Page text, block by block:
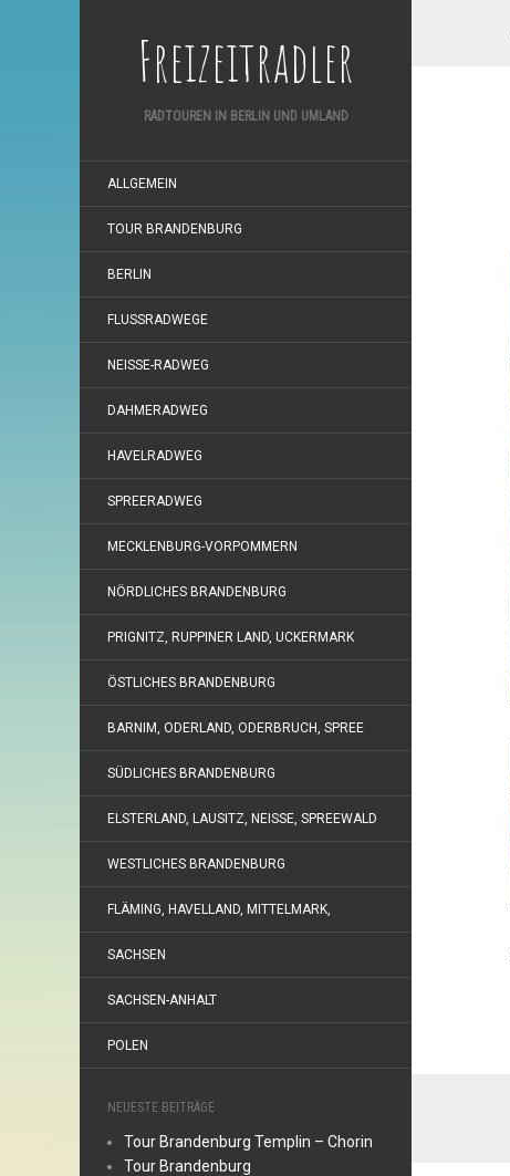
Freizeitradler
RADTOUREN IN BERLIN UND UMLAND
ALLGEMEIN
TOUR BRANDENBURG
BERLIN
FLUSSRADWEGE
NEISSE-RADWEG
DAHMERADWEG
HAVELRADWEG
SPREERADWEG
MECKLENBURG-VORPOMMERN
NÖRDLICHES BRANDENBURG
PRIGNITZ, RUPPINER LAND, UCKERMARK
ÖSTLICHES BRANDENBURG
BARNIM, ODERLAND, ODERBRUCH, SPREE
SÜDLICHES BRANDENBURG
ELSTERLAND, LAUSITZ, NEISSE, SPREEWALD
WESTLICHES BRANDENBURG
FLÄMING, HAVELLAND, MITTELMARK,
SACHSEN
SACHSEN-ANHALT
POLEN
NEUESTE BEITRÄGE
Tour Brandenburg Templin – Chorin
Tour Brandenburg